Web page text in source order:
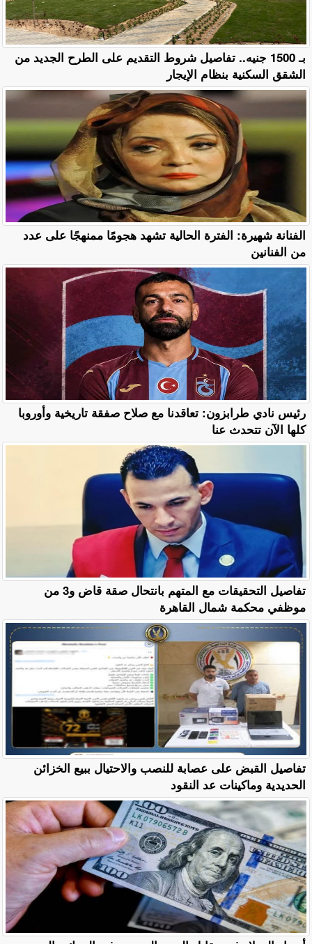
بـ 1500 جنيه.. تفاصيل شروط التقديم على الطرح الجديد من
الشقق السكنية بنظام الإيجار
الفنانة شهيرة: الفترة الحالية تشهد هجومًا ممنهجًا على عدد
من الفنانين
رئيس نادي طرابزون: تعاقدنا مع صلاح صفقة تاريخية وأوروبا
كلها الآن تتحدث عنا
تفاصيل التحقيقات مع المتهم بانتحال صقة قاض و3 من
موظفي محكمة شمال القاهرة
تفاصيل القبض على عصابة للنصب والاحتيال ببيع الخزائن
الحديدية وماكينات عد النقود